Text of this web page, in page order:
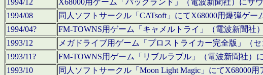
1994/08
同人ソフトサークル「CATsoft」にてX68000用爆弾ゲ
1994/04?
FM-TOWNS用ゲーム「キャメルトライ」（電波新聞社
1993/12
メガドライブ用ゲーム「プロストライカー完全版」（
1993/11?
FM-TOWNS用ゲーム「リブルラブル」（電波新聞社）
1993/10
同人ソフトサークル「Moon Light Magic」にてX68000